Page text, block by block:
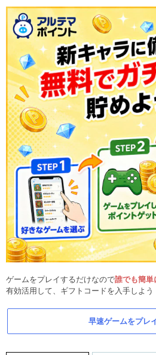
ゲームをプレイするだけなので誰でも簡単
有効活用して、ギフトコードを入手しよう
早速ゲームをプレ